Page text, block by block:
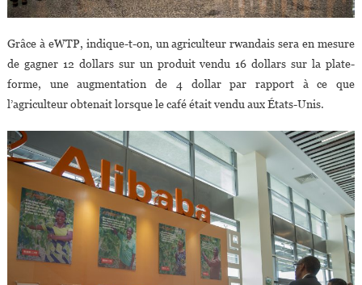
Grâce à eWTP, indique-t-on, un agriculteur rwandais sera en mesure
de gagner 12 dollars sur un produit vendu 16 dollars sur la plate-
forme, une augmentation de 4 dollar par rapport à ce que
l’agriculteur obtenait lorsque le café était vendu aux États-Unis.